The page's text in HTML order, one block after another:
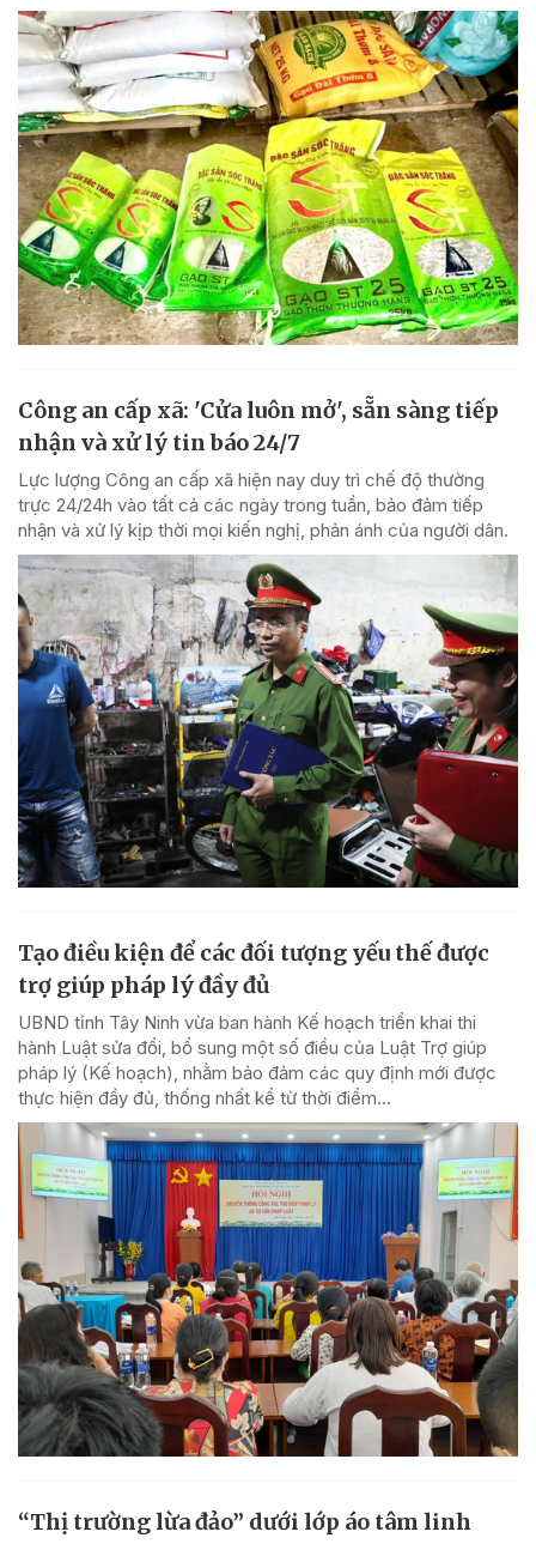
Công an cấp xã: 'Cửa luôn mở', sẵn sàng tiếp
nhận và xử lý tin báo 24/7
Lực lượng Công an cấp xã hiện nay duy trì chế độ thường
trực 24/24h vào tất cả các ngày trong tuần, bảo đảm tiếp
nhận và xử lý kịp thời mọi kiến nghị, phản ánh của người dân.
Tạo điều kiện để các đối tượng yếu thế được
trợ giúp pháp lý đầy đủ
UBND tỉnh Tây Ninh vừa ban hành Kế hoạch triển khai thi
hành Luật sửa đổi, bổ sung một số điều của Luật Trợ giúp
pháp lý (Kế hoạch), nhằm bảo đảm các quy định mới được
thực hiện đầy đủ, thống nhất kể từ thời điểm...
“Thị trường lừa đảo” dưới lớp áo tâm linh